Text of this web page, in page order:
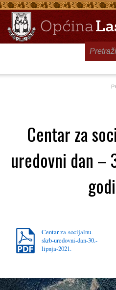
Centar za
uredovni dan –
Centar-za-socijalnu-
skrb-uredovni-dan-30.-
lipnja-2021.